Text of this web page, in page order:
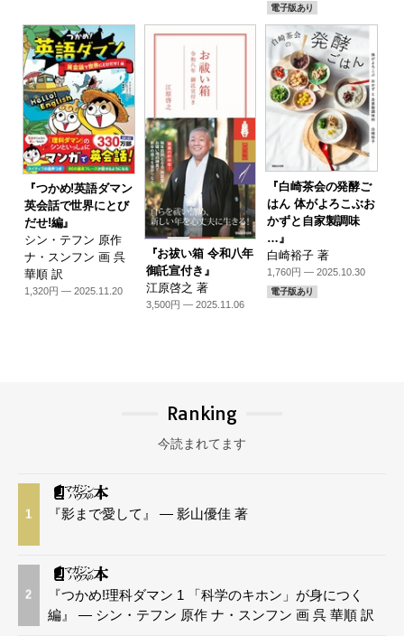
電子版あり
『つかめ!英語ダマン
英会話で世界にとび
だせ!編』
シン・テフン 原作
ナ・スンフン 画 呉
華順 訳
1,320円 — 2025.11.20
『お祓い箱 令和八年
御託宣付き』
江原啓之 著
3,500円 — 2025.11.06
『白崎茶会の発酵ご
はん 体がよろこぶお
かずと自家製調味
…』
白崎裕子 著
1,760円 — 2025.10.30
電子版あり
Ranking
今読まれてます
1 『影まで愛して』 — 影山優佳 著
2
『つかめ!理科ダマン 1 「科学のキホン」が身につく
編』 — シン・テフン 原作 ナ・スンフン 画 呉 華順 訳